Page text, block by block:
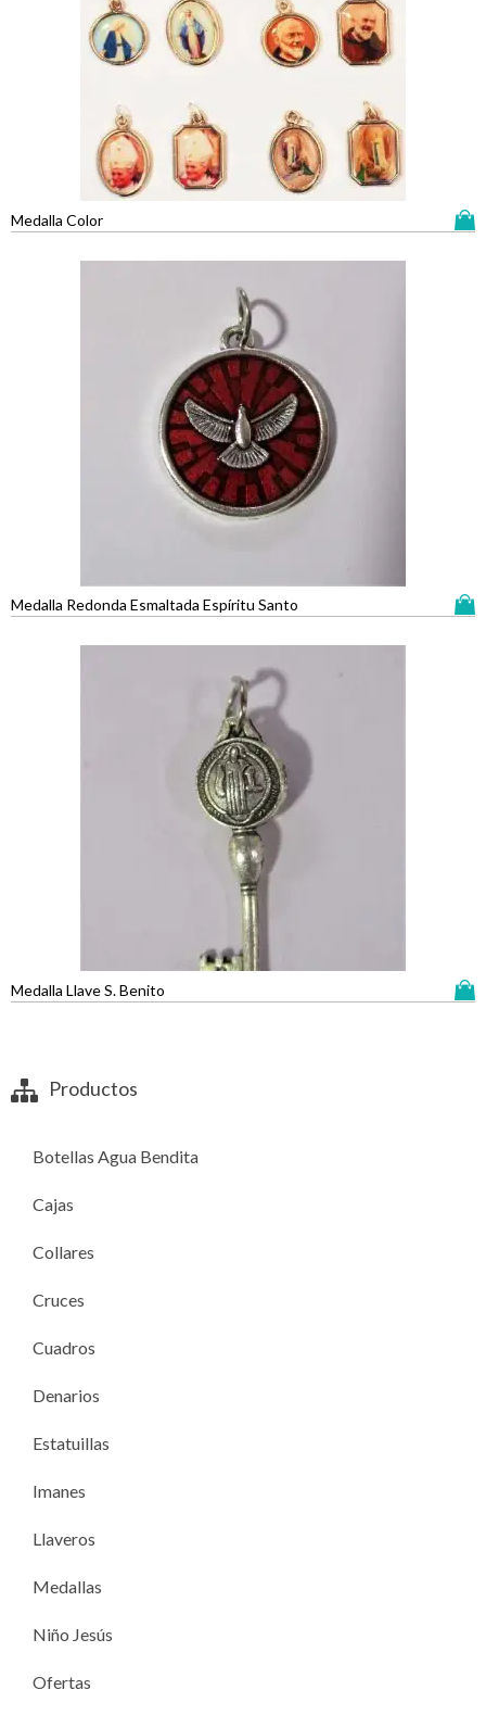
Medalla Color
Medalla Redonda Esmaltada Espíritu Santo
Medalla Llave S. Benito
Productos
Botellas Agua Bendita
Cajas
Collares
Cruces
Cuadros
Denarios
Estatuillas
Imanes
Llaveros
Medallas
Niño Jesús
Ofertas